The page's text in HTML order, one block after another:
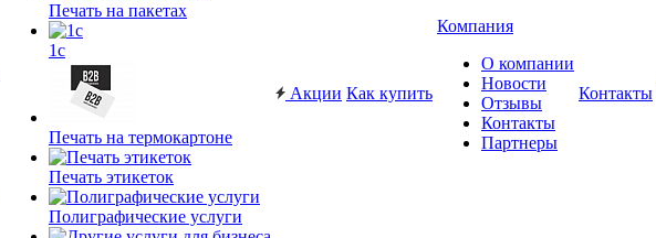
Печать на пакетах
1c
Печать на термокартоне
Печать этикеток
Полиграфические услуги
Акции Как купить
Компания
О компании
Новости
Отзывы
Контакты
Партнеры
Контакты